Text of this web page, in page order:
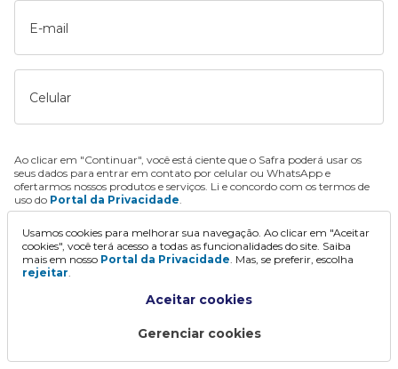
E-mail
Celular
Ao clicar em "Continuar", você está ciente que o Safra poderá usar os
seus dados para entrar em contato por celular ou WhatsApp e
ofertarmos nossos produtos e serviços. Li e concordo com os termos de
uso do Portal da Privacidade.
Continuar
Usamos cookies para melhorar sua navegação. Ao clicar em "Aceitar
cookies", você terá acesso a todas as funcionalidades do site. Saiba
mais em nosso Portal da Privacidade. Mas, se preferir, escolha
rejeitar.
Aceitar cookies
Gerenciar cookies